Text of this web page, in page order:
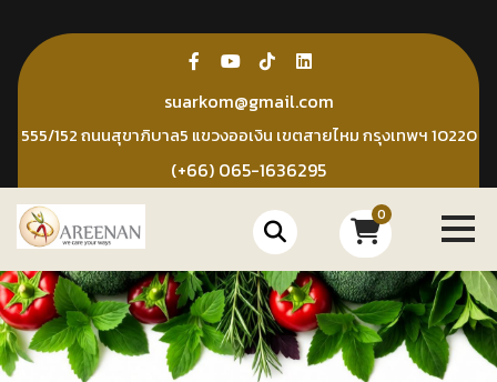
content
suarkom@gmail.com
555/152 ถนนสุขาภิบาล5 แขวงออเงิน เขตสายไหม กรุงเทพฯ 10220
(+66) 065-1636295
0